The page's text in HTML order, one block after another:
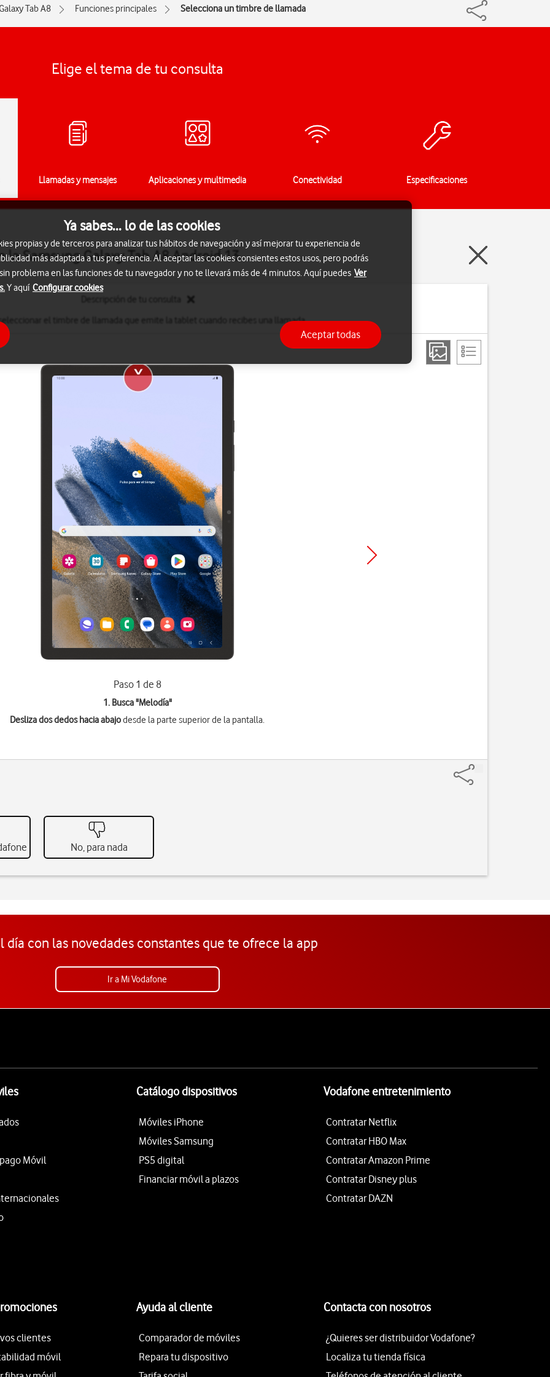
Tab A8 Funciones principales Selecciona un timbre de llamada
Elige el tema de tu consulta
Llamadas y mensajes Aplicaciones y multimedia Conectividad Especificaciones
Samsung Galaxy Tab A8 Android 13
el timbre de llamada que emite la tablet cuando recibes una llamada.
Paso 1 de 8
1. Busca "Melodía"
Desliza dos dedos hacia abajodesde la parte superior de la pantalla.
No, para nada
día con las novedades constantes que te ofrece la app
Ir a Mi Vodafone
Móvil
Catálogo dispositivos
Móviles iPhone
Móviles Samsung
PS5 digital
Financiar móvil a plazos
Vodafone entretenimiento
Contratar Netflix
Contratar HBO Max
Contratar Amazon Prime
Contratar Disney plus
Contratar DAZN
clientes
móvil
Ayuda al cliente
Comparador de móviles
Repara tu dispositivo
Contacta con nosotros
¿Quieres ser distribuidor Vodafone?
Localiza tu tienda física
Ya sabes... lo de las cookies
propias y de terceros para analizar tus hábitos de navegación y así mejorar tu experiencia de
más adaptada a tus preferencia. Al aceptar las cookies consientes estos usos, pero podrás
problema en las funciones de tu navegador y no te llevará más de 4 minutos. Aquí puedes Ver
Y aquí Configurar cookies
Aceptar todas